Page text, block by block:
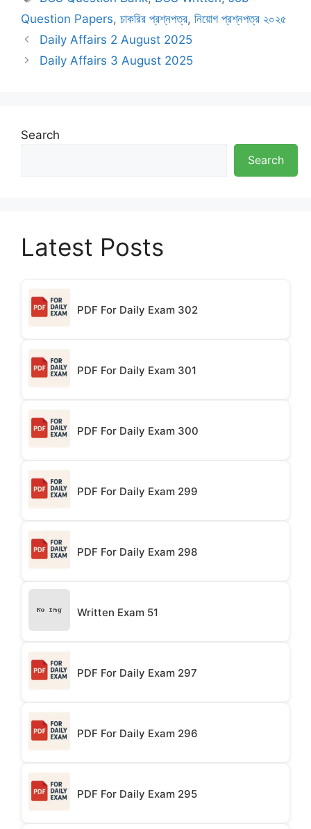
Question Papers, চাকরির প্রশ্নপত্র, নিয়োগ প্রশ্নপত্র ২০২৫
Daily Affairs 2 August 2025
Daily Affairs 3 August 2025
Search
Search
Latest Posts
PDF For Daily Exam 302
PDF For Daily Exam 301
PDF For Daily Exam 300
PDF For Daily Exam 299
PDF For Daily Exam 298
Written Exam 51
PDF For Daily Exam 297
PDF For Daily Exam 296
PDF For Daily Exam 295